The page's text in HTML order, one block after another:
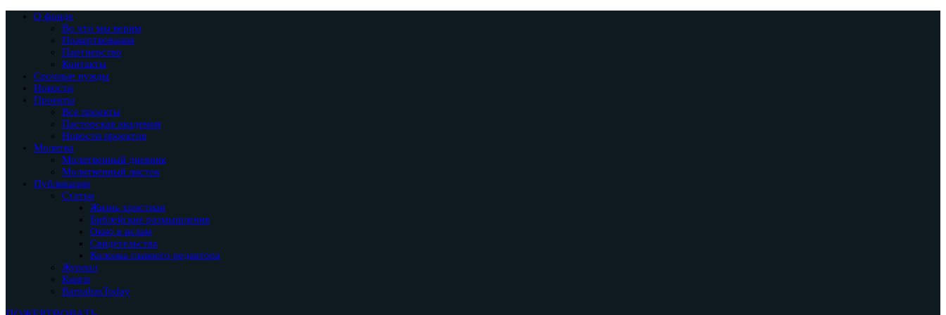
О фонде
Во что мы верим
Пожертвования
Партнерство
Контакты
Срочные нужды
Новости
Проекты
Все проекты
Пасторская академия
Новости проектов
Молитва
Молитвенный дневник
Молитвенный листок
Публикации
Статьи
Жизнь христиан
Библейские размышления
Окно в ислам
Свидетельства
Колонка главного редактора
Журнал
Книги
BarnabasToday